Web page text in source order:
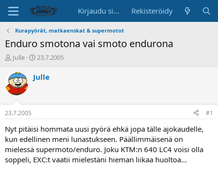
Kirjaudu sisään Rekisteröidy
Kurapyörät, matkaenskat & supermotot
Enduro smotona vai smoto endurona
K
s
k
u
s
t
e
l
u
n
a
l
Julle
A
o
p
ä
i
v
ä
23.7.2005
Julle
23.7.2005 #1
Nyt pitäisi hommata uusi pyörä ehkä jopa tälle ajokaudelle,
kun edellinen meni lunastukseen. Päällimmäisenä on
mielessä supermoto/enduro. Joku KTM:n 640 LC4 voisi olla
soppeli, EXC:t vaatii mielestäni hieman liikaa huoltoa...